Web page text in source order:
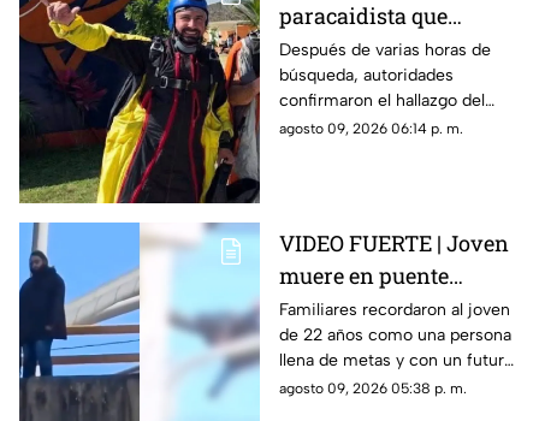
paracaidista que
desapareció durante
actividad en Puente de
Ixtla
Después de varias horas de
búsqueda, autoridades
confirmaron el hallazgo del
deportista en la zona sur de
agosto 09, 2026 06:14 p. m.
VIDEO FUERTE | Joven
muere en puente
vehicular; pidió a su
mamá que cuidara de
su gatito
Familiares recordaron al joven
de 22 años como una persona
llena de metas y con un futuro
prometedor.
agosto 09, 2026 05:38 p. m.